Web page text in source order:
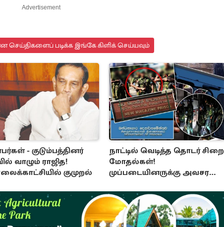
Advertisement
செய்திகளைப் படிக்க இங்கே கிளிக் செய்யவும்
- குடும்பத்தினர்
வாழும் ராஜித!
குமுறல்
நாட்டில் வெடித்த தொடர் சிறை
மோதல்கள்!
முப்படையினருக்கு அவசர